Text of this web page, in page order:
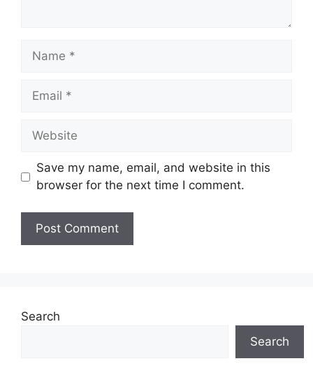
Name
Email
Website
Save my name, email, and website in this
browser for the next time I comment.
Search
Search